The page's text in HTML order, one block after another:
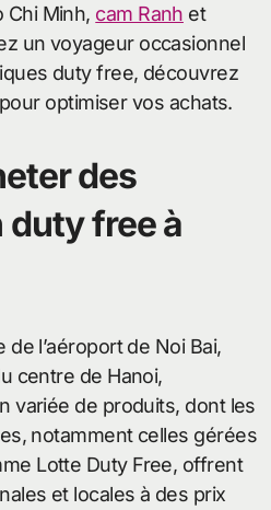
Chi Minh, cam Ranh et
un voyageur occasionnel
duty free, découvrez
optimiser vos achats.
des
free à
l’aéroport de Noi Bai,
centre de Hanoi,
variée de produits, dont les
notamment celles gérées
Lotte Duty Free, offrent
et locales à des prix